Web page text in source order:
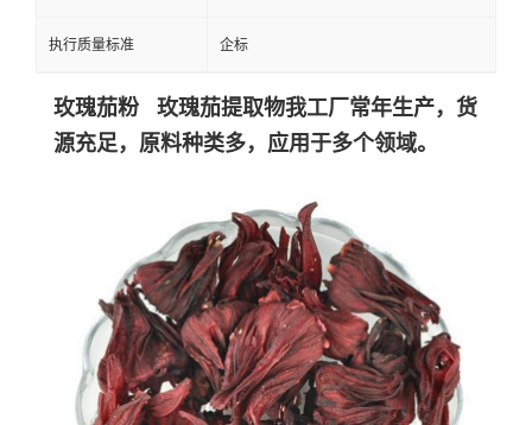
执行质量标准 企标
玫瑰茄粉 玫瑰茄提取物我工厂常年生产，货
源充足，原料种类多，应用于多个领域。